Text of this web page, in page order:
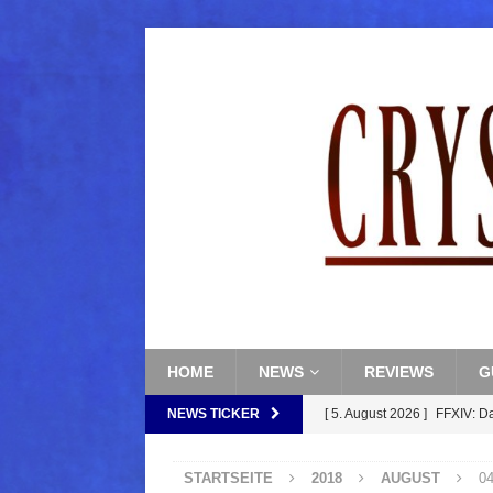
HOME NEWS REVIEWS
NEWS TICKER [ 5. August 2026 ] FFXIV:
FFXIV:
STARTSEITE 2018 AUGUST